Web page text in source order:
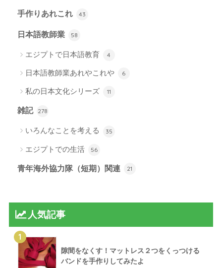
手作りあれこれ 43
日本語教師業 58
エジプトで日本語教育 4
日本語教師業あれやこれや 6
私の日本文化シリーズ 11
雑記 278
いろんなことを考える 35
エジプトでの生活 56
青年海外協力隊（短期）関連 21
人気記事
1
隙間をなくす！マットレス２つをくっつける
バンドを手作りしてみたよ